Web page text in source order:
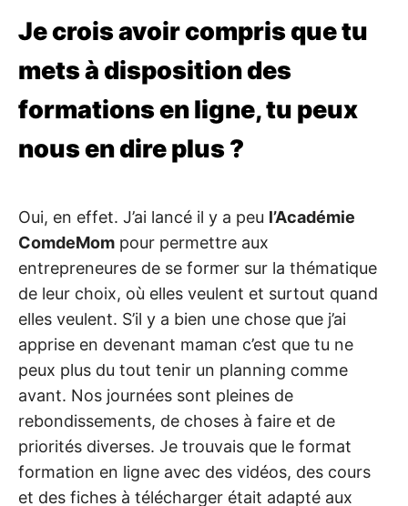
Je crois avoir compris que tu
mets à disposition des
formations en ligne, tu peux
nous en dire plus ?
Oui, en effet. J’ai lancé il y a peu l’Académie
ComdeMom pour permettre aux
entrepreneures de se former sur la thématique
de leur choix, où elles veulent et surtout quand
elles veulent. S’il y a bien une chose que j’ai
apprise en devenant maman c’est que tu ne
peux plus du tout tenir un planning comme
avant. Nos journées sont pleines de
rebondissements, de choses à faire et de
priorités diverses. Je trouvais que le format
formation en ligne avec des vidéos, des cours
et des fiches à télécharger était adapté aux